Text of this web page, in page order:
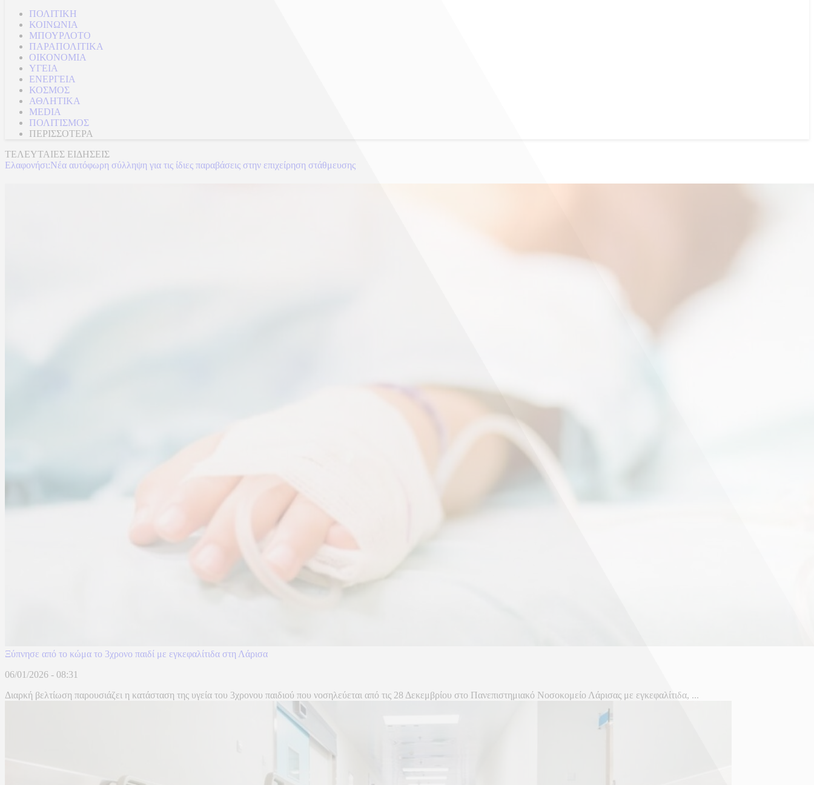
ΠΟΛΙΤΙΚΗ
ΚΟΙΝΩΝΙΑ
ΜΠΟΥΡΛΟΤΟ
ΠΑΡΑΠΟΛΙΤΙΚΑ
ΟΙΚΟΝΟΜΙΑ
ΥΓΕΙΑ
ΕΝΕΡΓΕΙΑ
ΚΟΣΜΟΣ
ΑΘΛΗΤΙΚΑ
MEDIA
ΠΟΛΙΤΙΣΜΟΣ
ΠΕΡΙΣΣΟΤΕΡΑ
ΤΕΛΕΥΤΑΙΕΣ ΕΙΔΗΣΕΙΣ
Ελαφονήσι:Νέα αυτόφωρη σύλληψη για τις ίδιες παραβάσεις στην επιχείρηση στάθμευσης
Ξύπνησε από το κώμα το 3χρονο παιδί με εγκεφαλίτιδα στη Λάρισα
06/01/2026 - 08:31
Διαρκή βελτίωση παρουσιάζει η κατάσταση της υγεία του 3χρονου παιδιού που νοσηλεύεται από τις 28 Δεκεμβρίου στο Πανεπιστημιακό Νοσοκομείο Λάρισας με εγκεφαλίτιδα, ...